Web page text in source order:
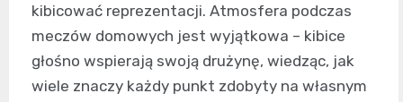
kibicować reprezentacji. Atmosfera podczas
meczów domowych jest wyjątkowa – kibice
głośno wspierają swoją drużynę, wiedząc, jak
wiele znaczy każdy punkt zdobyty na własnym